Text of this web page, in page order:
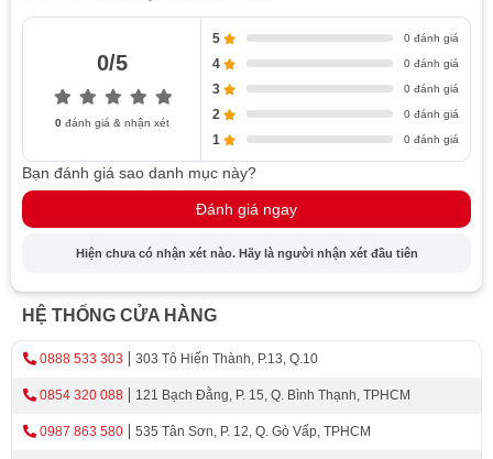
Xem nhanh
Lò vi sóng Malloca có tác dụng gì trong ngôi nhà
của bạn?
Lò vi sóng Malloca làm tôn lên vẻ đẹp không gian
Chất liệu của lò vi sóng Malloca cao cấp
Lò vi sóng Malloca có công suất và dung tích lớn
0/5
0đánh giá & nhận xét
5 0 đánh giá
4 0 đánh giá
3 0 đánh giá
2 0 đánh giá
1 0 đánh giá
Bạn đánh giá sao danh mục này?
Đánh giá ngay
Hiện chưa có nhận xét nào. Hãy là người nhận xét đầu tiên
HỆ THỐNG CỬA HÀNG
0888 533 303 303 Tô Hiến Thành, P.13, Q.10
0854 320 088 121 Bạch Đằng, P. 15, Q. Bình Thạnh, TPHCM
0987 863 580 535 Tân Sơn, P. 12, Q. Gò Vấp, TPHCM